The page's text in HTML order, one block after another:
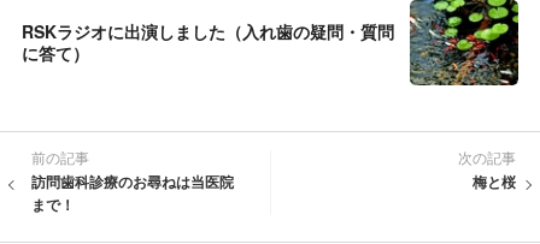
RSKラジオに出演しました（入れ歯の疑問・質問
に答て）
前の記事
訪問歯科診療のお尋ねは当医院
まで！
次の記事
梅と桜